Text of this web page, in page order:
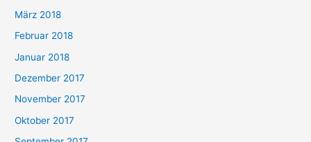
März 2018
Februar 2018
Januar 2018
Dezember 2017
November 2017
Oktober 2017